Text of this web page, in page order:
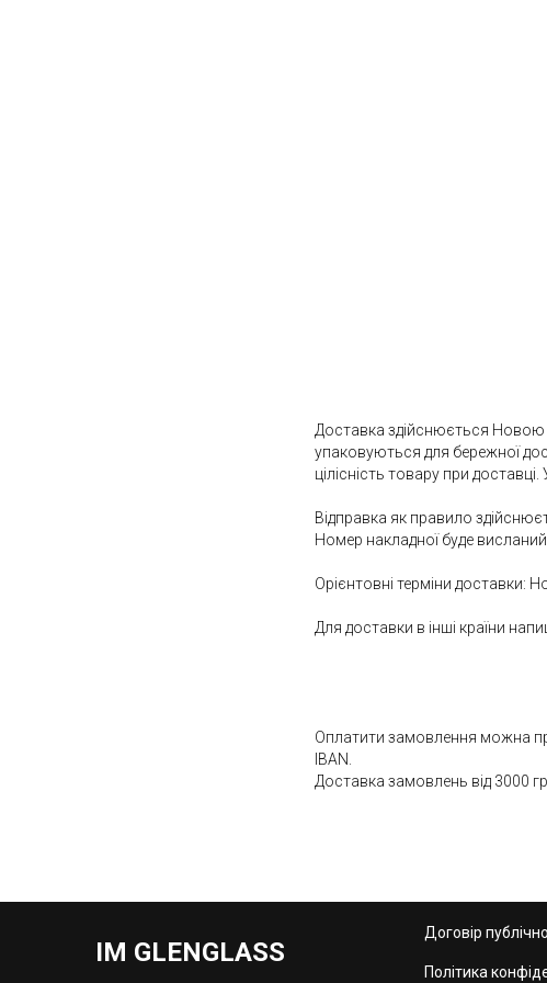
Доставка здійснюється
упаковуються для бережної
цілісність товару при
Відправка як правило
Номер накладної буде висланий
Орієнтовні терміни доставки:
Для доставки в інші країни
Оплатити замовлення можна
IBAN.
Доставка замовлень від 3000
IM GLENGLASS
Договір
Політика